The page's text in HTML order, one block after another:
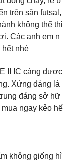
trên sân futsal,
không thể thi
Các anh em n
hết nhé
II IC càng được
Xứng đáng là
đáng sở hữ
ngay kẻo hế
không giống hì